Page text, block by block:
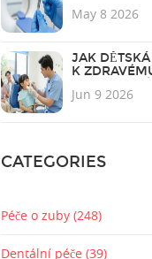
May 8 2026
JAK
K
Jun 9 2026
CATEGORIES
Péče o zuby (248)
Dentální péče (39)